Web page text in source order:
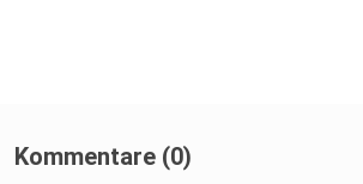
Kommentare (0)